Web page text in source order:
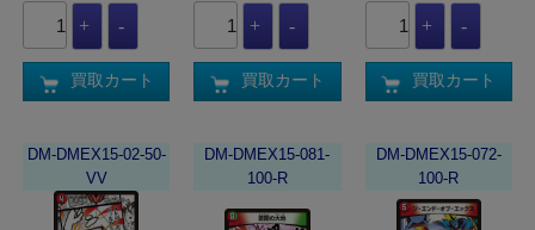
買取カート 買取カート 買取カート
DM-DMEX15-02-50-
VV
DM-DMEX15-081-
100-R
DM-DMEX15-072-
100-R